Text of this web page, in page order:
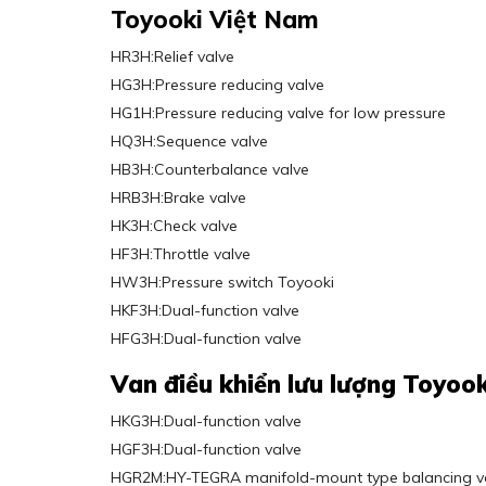
Toyooki Việt Nam
HR3H:Relief valve
HG3H:Pressure reducing valve
HG1H:Pressure reducing valve for low pressure
HQ3H:Sequence valve
HB3H:Counterbalance valve
HRB3H:Brake valve
HK3H:Check valve
HF3H:Throttle valve
HW3H:Pressure switch Toyooki
HKF3H:Dual-function valve
HFG3H:Dual-function valve
Van điều khiển lưu lượng
HKG3H:Dual-function valve
HGF3H:Dual-function valve
HGR2M:HY-TEGRA manifold-mount type balancing